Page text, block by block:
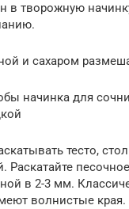
в творожную
и сахаром
начинка для
тесто,
Раскатайте
в 2-3 мм.
волнистые